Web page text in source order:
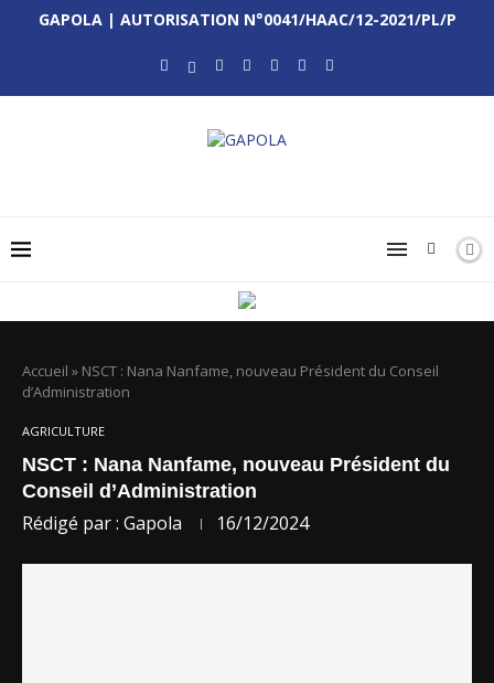
GAPOLA | AUTORISATION N°0041/HAAC/12-2021/PL/P
Accueil » NSCT : Nana Nanfame, nouveau Président du Conseil
d’Administration
AGRICULTURE
NSCT : Nana Nanfame, nouveau Président du
Conseil d’Administration
Rédigé par : Gapola 16/12/2024